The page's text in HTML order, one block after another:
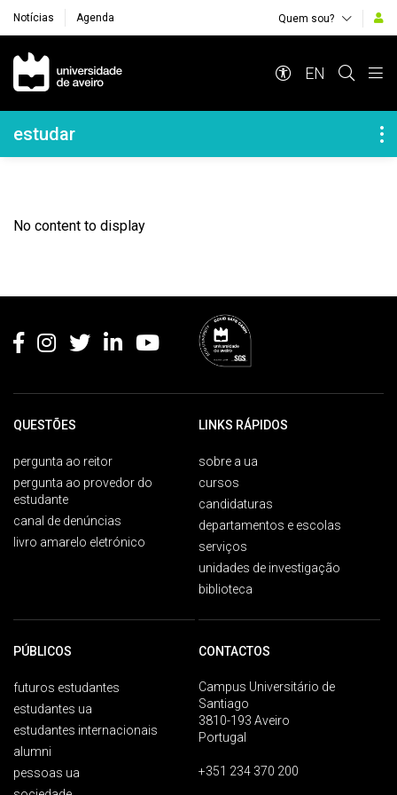
Notícias Agenda Quem sou?
Navegação Principal
EN
Navegação Lateral
estudar
No content to display
QUESTÕES
pergunta ao reitor
pergunta ao provedor do
estudante
canal de denúncias
livro amarelo eletrónico
LINKS RÁPIDOS
sobre a ua
cursos
candidaturas
departamentos e escolas
serviços
unidades de investigação
biblioteca
PÚBLICOS
futuros estudantes
estudantes ua
estudantes internacionais
alumni
pessoas ua
CONTACTOS
Campus Universitário de
Santiago
3810-193 Aveiro
Portugal
+351 234 370 200